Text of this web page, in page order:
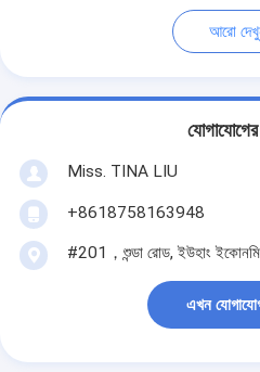
আরো
যোগাযোগের
Miss. TINA LIU
+8618758163948
#201，শুন্ডা রোড, ইউহাং
এখন